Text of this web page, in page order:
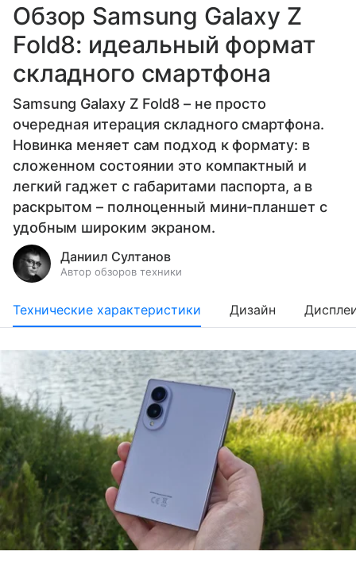
Обзор Samsung Galaxy Z
Fold8: идеальный формат
складного смартфона
Samsung Galaxy Z Fold8 – не просто
очередная итерация складного смартфона.
Новинка меняет сам подход к формату: в
сложенном состоянии это компактный и
легкий гаджет с габаритами паспорта, а в
раскрытом – полноценный мини-планшет с
удобным широким экраном.
Даниил Султанов
Автор обзоров техники
Технические характеристики Дизайн